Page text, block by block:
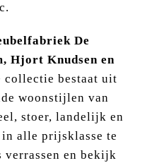
De
Hjort Knudsen en
collectie bestaat uit
woonstijlen van
stoer, landelijk en
alle prijsklasse te
verrassen en bekijk